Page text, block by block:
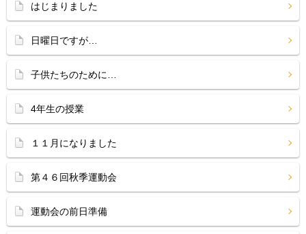
はじまりました
日曜日ですが…
子供たちのために…
4年生の授業
１１月になりました
第４６回秋季運動会
運動会の前日準備